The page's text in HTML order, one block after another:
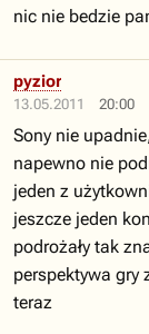
nic nie bedzie
13.05.2011 20:00
pyzior
Sony nie
napewno nie
jeden z
jeszcze jeden
podrożały tak
perspektywa gry
teraz